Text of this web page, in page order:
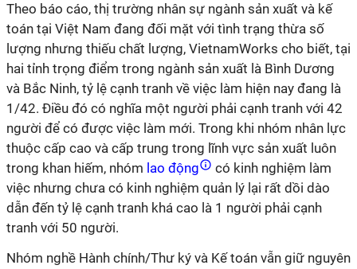
Theo báo cáo, thị trường nhân sự ngành sản xuất và kế
toán tại Việt Nam đang đối mặt với tình trạng thừa số
lượng nhưng thiếu chất lượng, VietnamWorks cho biết, tại
hai tỉnh trọng điểm trong ngành sản xuất là Bình Dương
và Bắc Ninh, tỷ lệ cạnh tranh về việc làm hiện nay đang là
1/42. Điều đó có nghĩa một người phải cạnh tranh với 42
người để có được việc làm mới. Trong khi nhóm nhân lực
thuộc cấp cao và cấp trung trong lĩnh vực sản xuất luôn
trong khan hiếm, nhóm lao động
có kinh nghiệm làm
việc nhưng chưa có kinh nghiệm quản lý lại rất dồi dào
dẫn đến tỷ lệ cạnh tranh khá cao là 1 người phải cạnh
tranh với 50 người.
Nhóm nghề Hành chính/Thư ký và Kế toán vẫn giữ nguyên